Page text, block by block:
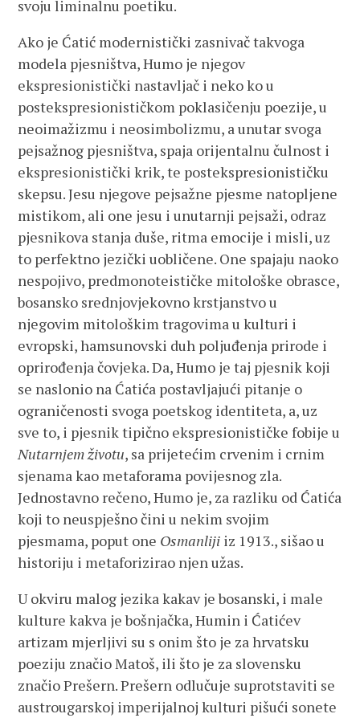
svoju liminalnu poetiku.
Ako je Ćatić modernistički zasnivač takvoga
modela pjesništva, Humo je njegov
ekspresionistički nastavljač i neko ko u
postekspresionističkom poklasičenju poezije, u
neoimažizmu i neosimbolizmu, a unutar svoga
pejsažnog pjesništva, spaja orijentalnu čulnost i
ekspresionistički krik, te postekspresionističku
skepsu. Jesu njegove pejsažne pjesme natopljene
mistikom, ali one jesu i unutarnji pejsaži, odraz
pjesnikova stanja duše, ritma emocije i misli, uz
to perfektno jezički uobličene. One spajaju naoko
nespojivo, predmonoteističke mitološke obrasce,
bosansko srednjovjekovno krstjanstvo u
njegovim mitološkim tragovima u kulturi i
evropski, hamsunovski duh poljuđenja prirode i
oprirođenja čovjeka. Da, Humo je taj pjesnik koji
se naslonio na Ćatića postavljajući pitanje o
ograničenosti svoga poetskog identiteta, a, uz
sve to, i pjesnik tipično ekspresionističke fobije u
Nutarnjem životu, sa prijetećim crvenim i crnim
sjenama kao metaforama povijesnog zla.
Jednostavno rečeno, Humo je, za razliku od Ćatića
koji to neuspješno čini u nekim svojim
pjesmama, poput one Osmanliji iz 1913., sišao u
historiju i metaforizirao njen užas.
U okviru malog jezika kakav je bosanski, i male
kulture kakva je bošnjačka, Humin i Ćatićev
artizam mjerljivi su s onim što je za hrvatsku
poeziju značio Matoš, ili što je za slovensku
značio Prešern. Prešern odlučuje suprotstaviti se
austrougarskoj imperijalnoj kulturi pišući sonete